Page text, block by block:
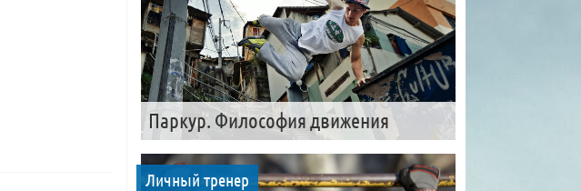
Паркур. Философия движения
Личный тренер